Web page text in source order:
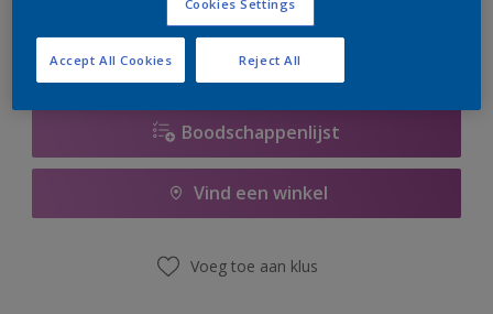
Boodschappenlijst
Vind een winkel
Voeg toe aan klus
Cookies Settings
Reject All
Accept All Cookies